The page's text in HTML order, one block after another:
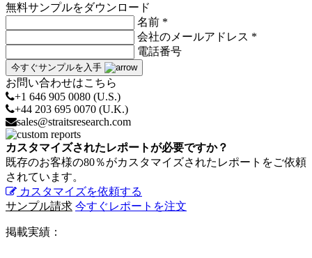
無料サンプルをダウンロード
名前 *
会社のメールアドレス *
電話番号
今すぐサンプルを入手
お問い合わせはこちら
+1 646 905 0080 (U.S.)
+44 203 695 0070 (U.K.)
sales@straitsresearch.com
カスタマイズされたレポートが必要ですか？
既存のお客様の80％がカスタマイズされたレポートをご依頼
されています。
カスタマイズを依頼する
サンプル請求 今すぐレポートを注文
掲載実績：